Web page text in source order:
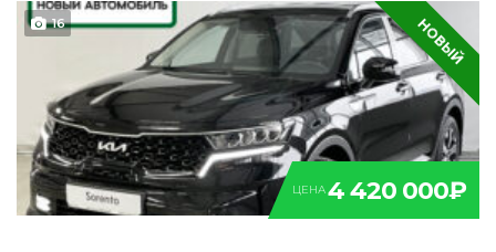
16 НОВЫЙ
ЦЕНА4 420 000₽